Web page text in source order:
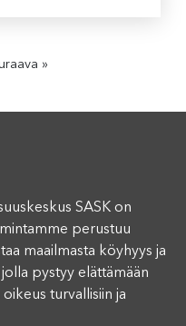
»
SASK on
perustuu
maailmasta köyhyys ja
pystyy elättämään
turvallisiin ja